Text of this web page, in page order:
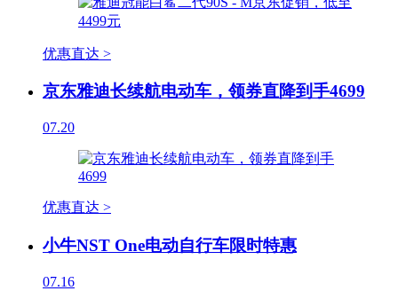
优惠直达 >
京东雅迪长续航电动车，领券直降到手4699
07.20
优惠直达 >
小牛NST One电动自行车限时特惠
07.16